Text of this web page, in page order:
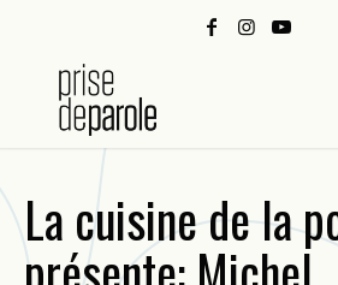
La cuisine de la